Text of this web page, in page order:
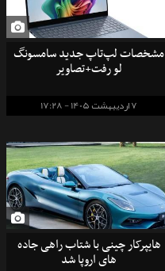
مشخصات لپ‌تاپ جدید سامسونگ
لو رفت+تصاویر
7 اردیبهشت 1405 - 17:28
هایپرکار چینی با شتاب راهی جاده
های اروپا شد